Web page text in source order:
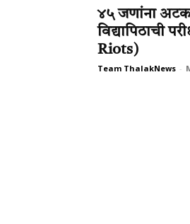
४५ जणांना
विद्यापिठाची
Riots)
Team ThalakNews -